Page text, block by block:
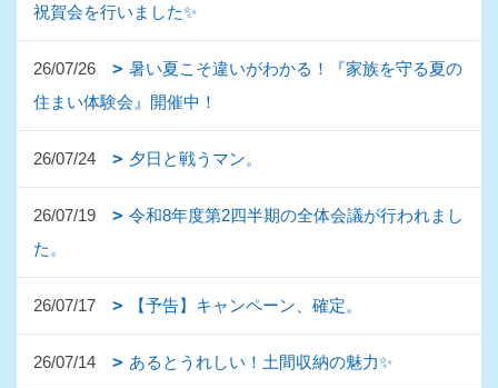
祝賀会を行いました✨
26/07/26
暑い夏こそ違いがわかる！『家族を守る夏の
住まい体験会』開催中！
26/07/24 夕日と戦うマン。
26/07/19
令和8年度第2四半期の全体会議が行われまし
た。
26/07/17 【予告】キャンペーン、確定。
26/07/14 あるとうれしい！土間収納の魅力✨